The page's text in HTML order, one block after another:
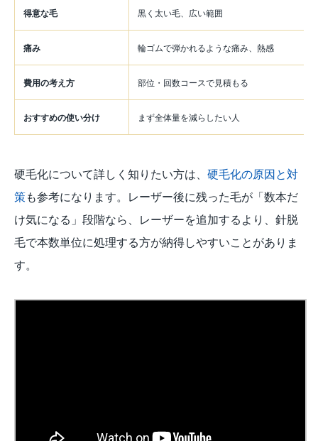
得意な毛 黒く太い毛、広い範囲
痛み 輪ゴムで弾かれるような痛み、熱感
費用の考え方 部位・回数コースで見積もる
おすすめの使い分け まず全体量を減らしたい人
硬毛化について詳しく知りたい方は、 硬毛化の原因と対
策も参考になります。レーザー後に残った毛が「数本だ
け気になる」段階なら、レーザーを追加するより、針脱
毛で本数単位に処理する方が納得しやすいことがありま
す。